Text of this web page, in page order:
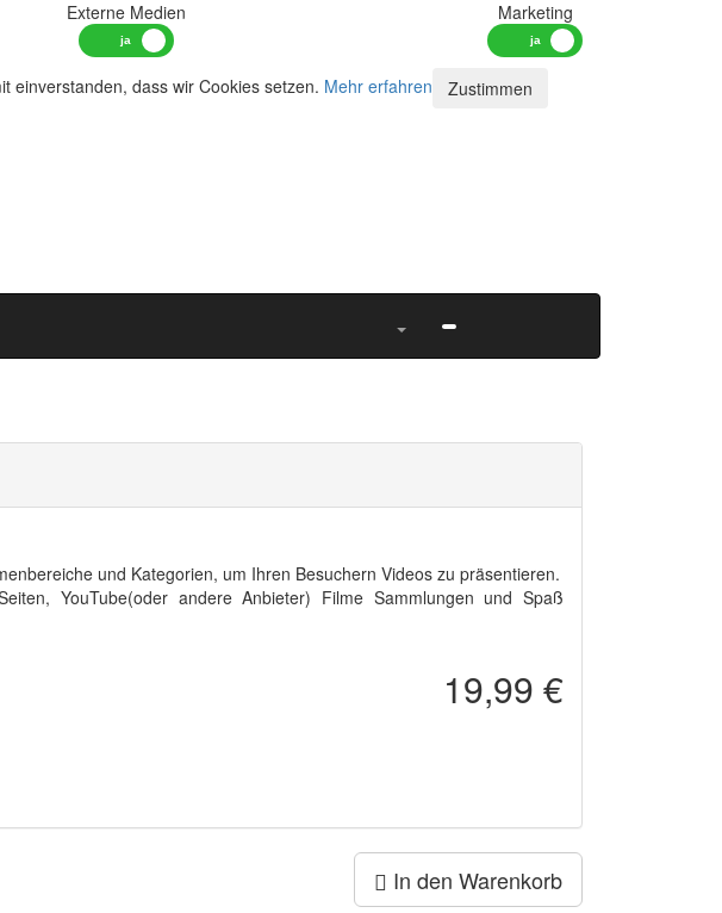
Externe Medien Marketing
einverstanden, dass wir Cookies setzen. Mehr erfahren Zustimmen
und Kategorien, um Ihren Besuchern Videos zu präsentieren.
YouTube(oder andere Anbieter) Filme Sammlungen und Spaß
19,99 €
In den Warenkorb